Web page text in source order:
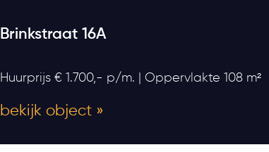
Brinkstraat 16A
Huurprijs € 1.700,- p/m. | Oppervlakte 108 m²
bekijk object »